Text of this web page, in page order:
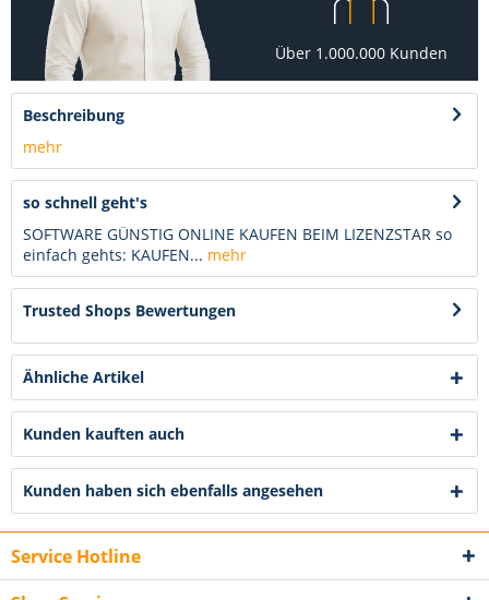
Über 1.000.000 Kunden
Beschreibung
mehr
so schnell geht's
SOFTWARE GÜNSTIG ONLINE KAUFEN BEIM LIZENZSTAR so
einfach gehts: KAUFEN... mehr
Trusted Shops Bewertungen
Ähnliche Artikel
Kunden kauften auch
Kunden haben sich ebenfalls angesehen
Service Hotline